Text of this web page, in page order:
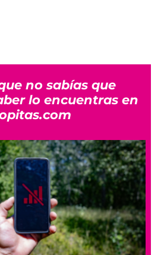
no sabías que
lo encuentras en